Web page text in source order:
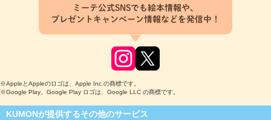
ミーテ公式SNSでも絵本情報や、
プレゼントキャンペーン情報などを発信中！
※AppleとAppleのロゴは、Apple Inc.の商標です。
※Google Play、Google Play ロゴは、Google LLC の商標です。
KUMONが提供するその他のサービス